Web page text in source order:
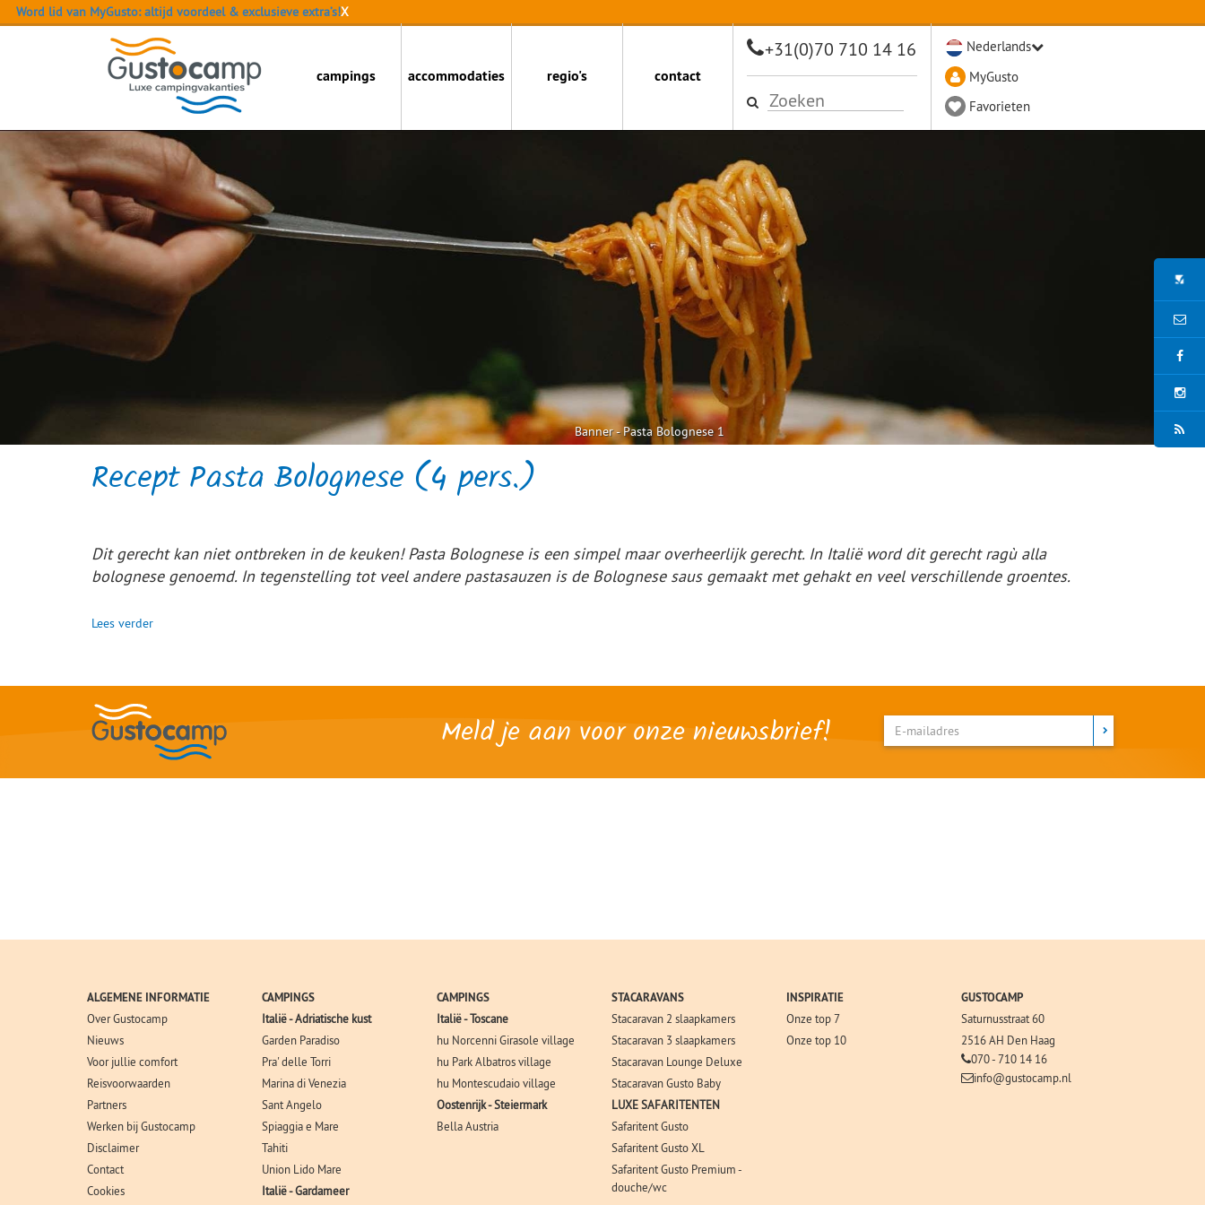
Word lid van MyGusto: altijd voordeel & exclusieve extra’s!X
campings accommodaties regio's contact
+31(0)70 710 14 16
Nederlands
MyGusto
Favorieten
Banner - Pasta Bolognese 1
Recept Pasta Bolognese (4 pers.)
Dit gerecht kan niet ontbreken in de keuken! Pasta Bolognese is een simpel maar overheerlijk gerecht. In Italië word dit gerecht ragù alla
bolognese genoemd. In tegenstelling tot veel andere pastasauzen is de Bolognese saus gemaakt met gehakt en veel verschillende groentes.
Lees verder
Meld je aan voor onze nieuwsbrief!
ALGEMENE INFORMATIE
Over Gustocamp
Nieuws
Voor jullie comfort
Reisvoorwaarden
Partners
Werken bij Gustocamp
Disclaimer
Contact
Cookies
CAMPINGS
Italië - Adriatische kust
Garden Paradiso
Pra' delle Torri
Marina di Venezia
Sant Angelo
Spiaggia e Mare
Tahiti
Union Lido Mare
Italië - Gardameer
CAMPINGS
Italië - Toscane
hu Norcenni Girasole village
hu Park Albatros village
hu Montescudaio village
Oostenrijk - Steiermark
Bella Austria
STACARAVANS
Stacaravan 2 slaapkamers
Stacaravan 3 slaapkamers
Stacaravan Lounge Deluxe
Stacaravan Gusto Baby
LUXE SAFARITENTEN
Safaritent Gusto
Safaritent Gusto XL
Safaritent Gusto Premium -
douche/wc
INSPIRATIE
Onze top 7
Onze top 10
GUSTOCAMP
Saturnusstraat 60
2516 AH Den Haag
070 - 710 14 16
info@gustocamp.nl